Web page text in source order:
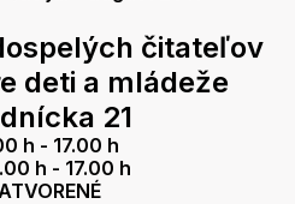
čitateľov
deti a mládeže
21
h - 17.00 h
h - 17.00 h